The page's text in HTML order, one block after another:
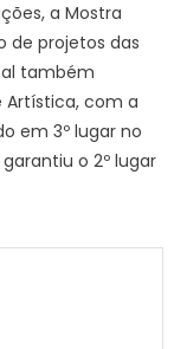
a Mostra
de projetos das
também
Artística, com a
em 3º lugar no
o 2º lugar